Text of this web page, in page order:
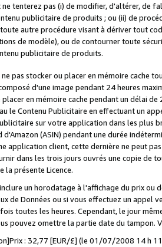
ne tenterez pas (i) de modifier, d'altérer, de
publicitaire de produits ; ou (ii) de
autre procédure visant à dériver tout
de modèle), ou de contourner toute
publicitaire de produits.
ne pas stocker ou placer en mémoire cache
d'une image pendant 24 heures
en mémoire cache pendant un délai
le Contenu Publicitaire en effectuant un
sur votre application dans les plus
(ASIN) pendant une durée
application client, cette dernière ne peut
dans les trois jours ouvrés une copie de
la présente Licence.
un horodatage à l'affichage du prix
de Données ou si vous effectuez un appel
toutes les heures. Cependant, le jour
pouvez omettre la partie date du tampon.
: 32,77 [EUR/£] (le 01/07/2008 14 h